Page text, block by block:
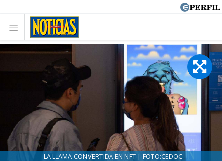
LA LLAMA CONVERTIDA EN NFT | FOTO:CEDOC